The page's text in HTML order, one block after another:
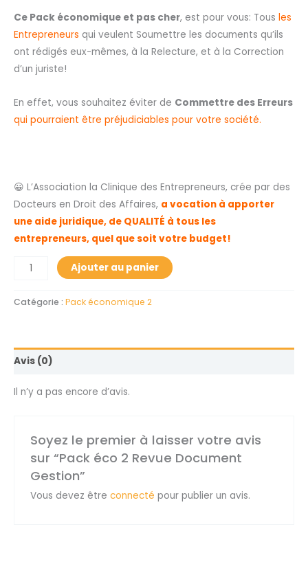
Ce Pack économique et pas cher, est pour vous: Tous les
Entrepreneurs qui veulent Soumettre les documents qu’ils
ont rédigés eux-mêmes, à la Relecture, et à la Correction
d’un juriste!
En effet, vous souhaitez éviter de Commettre des Erreurs
qui pourraient être préjudiciables pour votre société.
😀 L’Association la Clinique des Entrepreneurs, crée par des
Docteurs en Droit des Affaires, a vocation à apporter
une aide juridique, de QUALITÉ à tous les
entrepreneurs, quel que soit votre budget!
Ajouter au panier
Catégorie : Pack économique 2
Avis (0)
Il n’y a pas encore d’avis.
Soyez le premier à laisser votre avis
sur “Pack éco 2 Revue Document
Gestion”
Vous devez être connecté pour publier un avis.